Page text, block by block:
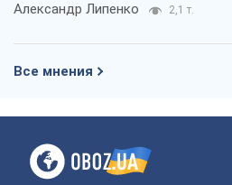
Александр Липенко 2,1 т.
Все мнения